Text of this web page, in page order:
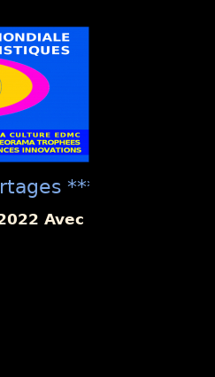
****
"La Présentation
Avec